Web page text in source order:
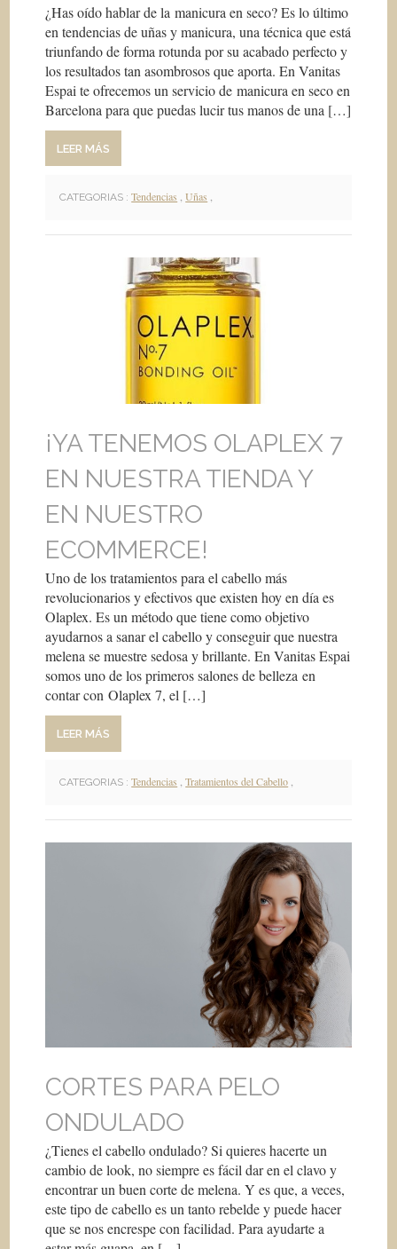
¿Has oído hablar de la manicura en seco? Es lo último
en tendencias de uñas y manicura, una técnica que está
triunfando de forma rotunda por su acabado perfecto y
los resultados tan asombrosos que aporta. En Vanitas
Espai te ofrecemos un servicio de manicura en seco en
Barcelona para que puedas lucir tus manos de una […]
LEER MÁS
CATEGORIAS : Tendencias ,Uñas
¡YA TENEMOS OLAPLEX 7
EN NUESTRA TIENDA Y
EN NUESTRO
ECOMMERCE!
Uno de los tratamientos para el cabello más
revolucionarios y efectivos que existen hoy en día es
Olaplex. Es un método que tiene como objetivo
ayudarnos a sanar el cabello y conseguir que nuestra
melena se muestre sedosa y brillante. En Vanitas Espai
somos uno de los primeros salones de belleza en
contar con Olaplex 7, el […]
LEER MÁS
CATEGORIAS : Tendencias ,Tratamientos del Cabello
CORTES PARA PELO
ONDULADO
¿Tienes el cabello ondulado? Si quieres hacerte un
cambio de look, no siempre es fácil dar en el clavo y
encontrar un buen corte de melena. Y es que, a veces,
este tipo de cabello es un tanto rebelde y puede hacer
que se nos encrespe con facilidad. Para ayudarte a